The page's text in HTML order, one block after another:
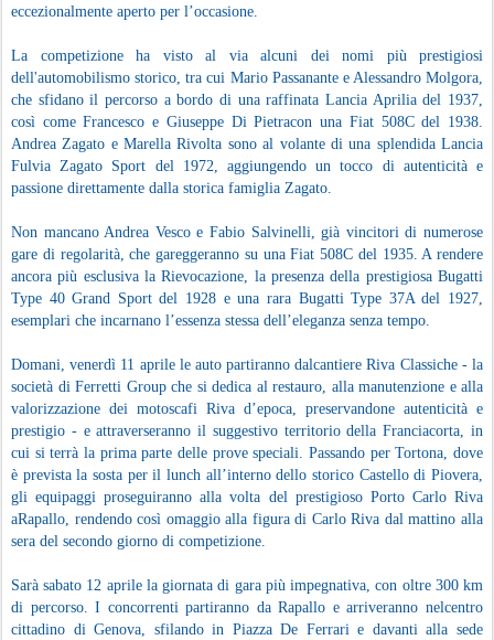
eccezionalmente aperto per l’occasione.
La competizione ha visto al via alcuni dei nomi più prestigiosi
dell'automobilismo storico, tra cui Mario Passanante e Alessandro Molgora,
che sfidano il percorso a bordo di una raffinata Lancia Aprilia del 1937,
così come Francesco e Giuseppe Di Pietracon una Fiat 508C del 1938.
Andrea Zagato e Marella Rivolta sono al volante di una splendida Lancia
Fulvia Zagato Sport del 1972, aggiungendo un tocco di autenticità e
passione direttamente dalla storica famiglia Zagato.
Non mancano Andrea Vesco e Fabio Salvinelli, già vincitori di numerose
gare di regolarità, che gareggeranno su una Fiat 508C del 1935. A rendere
ancora più esclusiva la Rievocazione, la presenza della prestigiosa Bugatti
Type 40 Grand Sport del 1928 e una rara Bugatti Type 37A del 1927,
esemplari che incarnano l’essenza stessa dell’eleganza senza tempo.
Domani, venerdì 11 aprile le auto partiranno dalcantiere Riva Classiche - la
società di Ferretti Group che si dedica al restauro, alla manutenzione e alla
valorizzazione dei motoscafi Riva d’epoca, preservandone autenticità e
prestigio - e attraverseranno il suggestivo territorio della Franciacorta, in
cui si terrà la prima parte delle prove speciali. Passando per Tortona, dove
è prevista la sosta per il lunch all’interno dello storico Castello di Piovera,
gli equipaggi proseguiranno alla volta del prestigioso Porto Carlo Riva
aRapallo, rendendo così omaggio alla figura di Carlo Riva dal mattino alla
sera del secondo giorno di competizione.
Sarà sabato 12 aprile la giornata di gara più impegnativa, con oltre 300 km
di percorso. I concorrenti partiranno da Rapallo e arriveranno nelcentro
cittadino di Genova, sfilando in Piazza De Ferrari e davanti alla sede